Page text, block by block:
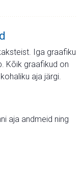
Iga graafiku
Kõik graafikud on
aja järgi.
aja andmeid ning